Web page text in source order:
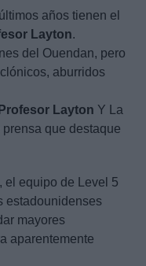
años tienen el
Layton.
del Ouendan, pero
aburridos
Profesor Layton Y La
que destaque
el equipo de Level 5
estadounidenses
mayores
aparentemente